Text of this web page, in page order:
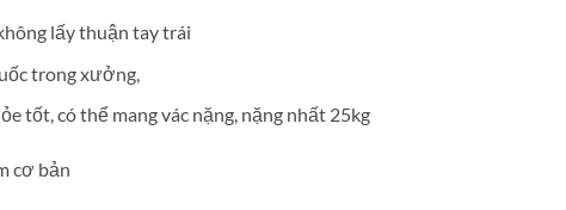
lấy thuận tay trái
trong xưởng,
tốt, có thể mang vác nặng, nặng nhất 25kg
cơ bản